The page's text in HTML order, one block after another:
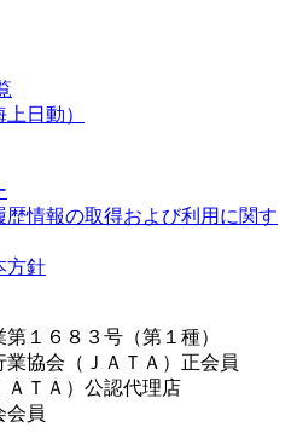
日動）
情報の取得および利用に関す
方針
１６８３号（第１種）
協会（ＪＡＴＡ）正会員
ＡＴＡ）公認代理店
会員